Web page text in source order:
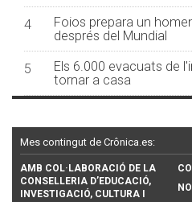
4
Foios prepara un
després del Mundial
5
Els 6.000 evacuats de
tornar a casa
Mes contingut de Crônica.es:
AMB COL·LABORACIÓ DE LA
CONSELLERIA D’EDUCACIÓ,
INVESTIGACIÓ, CULTURA I